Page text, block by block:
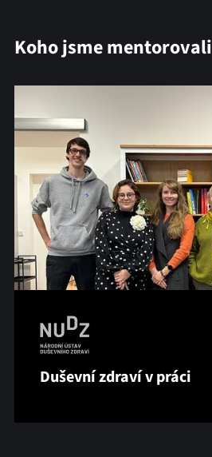
Koho jsme mentorovali
Duševní zdraví v práci